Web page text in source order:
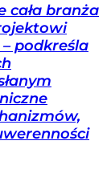
cała branża
podkreśla